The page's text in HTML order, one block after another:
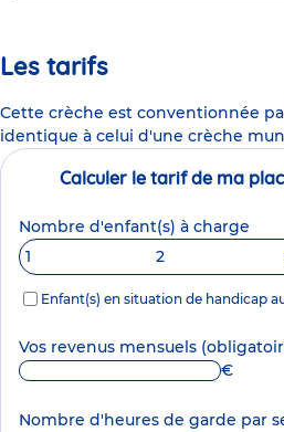
Les tarifs
Cette crèche est conventionnée
identique à celui d'une crèche
Calculer le tarif de ma
Nombre d'enfant(s) à charge
1
2
Enfant(s) en situation de handicap
Vos revenus mensuels
€
Nombre d'heures de garde par